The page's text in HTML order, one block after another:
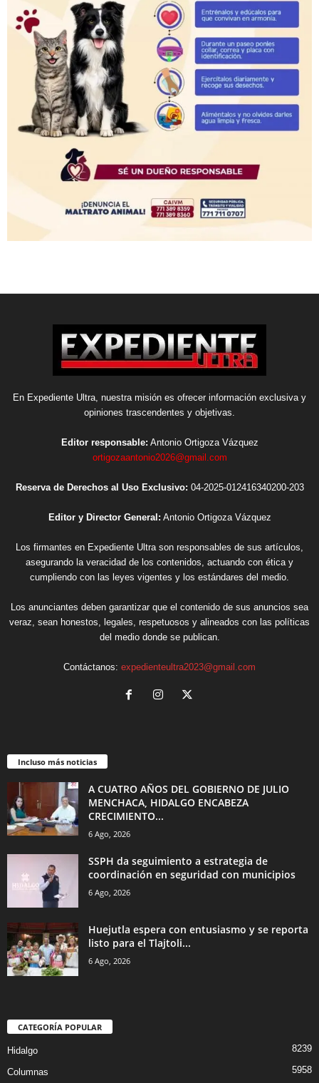
En Expediente Ultra, nuestra misión es ofrecer información exclusiva y
opiniones trascendentes y objetivas.
Editor responsable: Antonio Ortigoza Vázquez
ortigozaantonio2026@gmail.com
Reserva de Derechos al Uso Exclusivo: 04-2025-012416340200-203
Editor y Director General: Antonio Ortigoza Vázquez
Los firmantes en Expediente Ultra son responsables de sus artículos,
asegurando la veracidad de los contenidos, actuando con ética y
cumpliendo con las leyes vigentes y los estándares del medio.
Los anunciantes deben garantizar que el contenido de sus anuncios sea
veraz, sean honestos, legales, respetuosos y alineados con las políticas
del medio donde se publican.
Contáctanos: expedienteultra2023@gmail.com
Incluso más noticias
A CUATRO AÑOS DEL GOBIERNO DE JULIO
MENCHACA, HIDALGO ENCABEZA
CRECIMIENTO...
6 Ago, 2026
SSPH da seguimiento a estrategia de
coordinación en seguridad con municipios
6 Ago, 2026
Huejutla espera con entusiasmo y se reporta
listo para el Tlajtoli...
6 Ago, 2026
CATEGORÍA POPULAR
Hidalgo 8239
Columnas 5958